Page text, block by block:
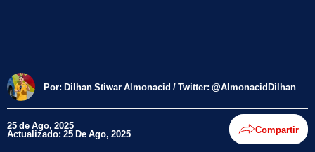
Por: Dilhan Stiwar Almonacid / Twitter: @AlmonacidDilhan
25 de Ago, 2025
Actualizado: 25 De Ago, 2025 Compartir